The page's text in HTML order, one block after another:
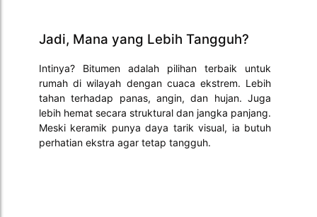
Jadi, Mana yang Lebih Tangguh?
Intinya? Bitumen adalah pilihan terbaik untuk
rumah di wilayah dengan cuaca ekstrem. Lebih
tahan terhadap panas, angin, dan hujan. Juga
lebih hemat secara struktural dan jangka panjang.
Meski keramik punya daya tarik visual, ia butuh
perhatian ekstra agar tetap tangguh.